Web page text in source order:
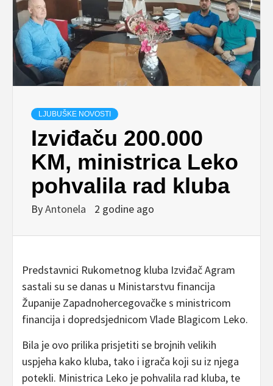
LJUBUŠKE NOVOSTI
Izviđaču 200.000
KM, ministrica Leko
pohvalila rad kluba
ByAntonela 2 godine ago
Predstavnici Rukometnog kluba Izviđač Agram
sastali su se danas u Ministarstvu financija
Županije Zapadnohercegovačke s ministricom
financija i dopredsjednicom Vlade Blagicom Leko.
Bila je ovo prilika prisjetiti se brojnih velikih
uspjeha kako kluba, tako i igrača koji su iz njega
potekli. Ministrica Leko je pohvalila rad kluba, te